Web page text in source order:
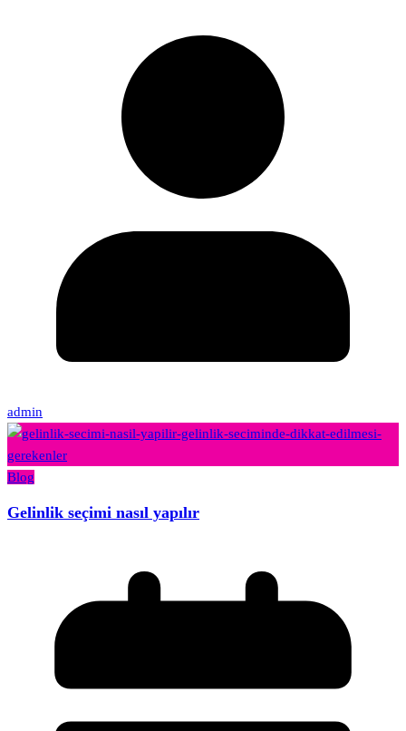
admin
Blog
Gelinlik seçimi nasıl yapılır